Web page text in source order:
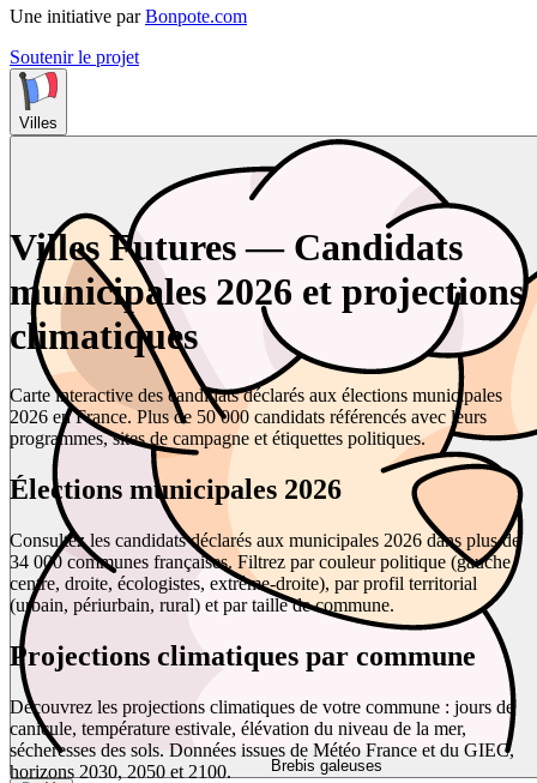
Une initiative par Bonpote.com
Soutenir le projet
Villes
Brebis galeuses
Villes Futures — Candidats
municipales 2026 et projections
climatiques
Carte interactive des candidats déclarés aux élections municipales
2026 en France. Plus de 50 000 candidats référencés avec leurs
programmes, sites de campagne et étiquettes politiques.
Élections municipales 2026
Consultez les candidats déclarés aux municipales 2026 dans plus de
34 000 communes françaises. Filtrez par couleur politique (gauche,
centre, droite, écologistes, extrême-droite), par profil territorial
(urbain, périurbain, rural) et par taille de commune.
Projections climatiques par commune
Découvrez les projections climatiques de votre commune : jours de
canicule, température estivale, élévation du niveau de la mer,
sécheresses des sols. Données issues de Météo France et du GIEC,
horizons 2030, 2050 et 2100.